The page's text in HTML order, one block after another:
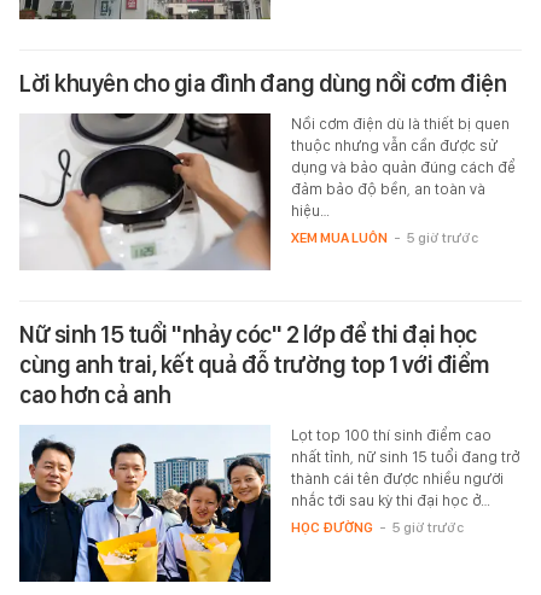
Lời khuyên cho gia đình đang dùng nồi cơm điện
Nồi cơm điện dù là thiết bị quen
thuộc nhưng vẫn cần được sử
dụng và bảo quản đúng cách để
đảm bảo độ bền, an toàn và
hiệu…
XEM MUA LUÔN - 5 giờ trước
Nữ sinh 15 tuổi "nhảy cóc" 2 lớp để thi đại học
cùng anh trai, kết quả đỗ trường top 1 với điểm
cao hơn cả anh
Lọt top 100 thí sinh điểm cao
nhất tỉnh, nữ sinh 15 tuổi đang trở
thành cái tên được nhiều người
nhắc tới sau kỳ thi đại học ở…
HỌC ĐƯỜNG - 5 giờ trước